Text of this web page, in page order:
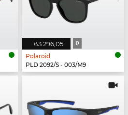
₺3.296,05 P
Polaroid
PLD 2092/S - 003/M9